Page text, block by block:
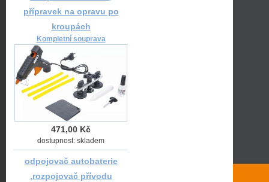
přípravek na opravu po
kroupách
Kompletní souprava
471,00 Kč
dostupnost: skladem
odpojovač autobaterie
,rozpojovač přívodu